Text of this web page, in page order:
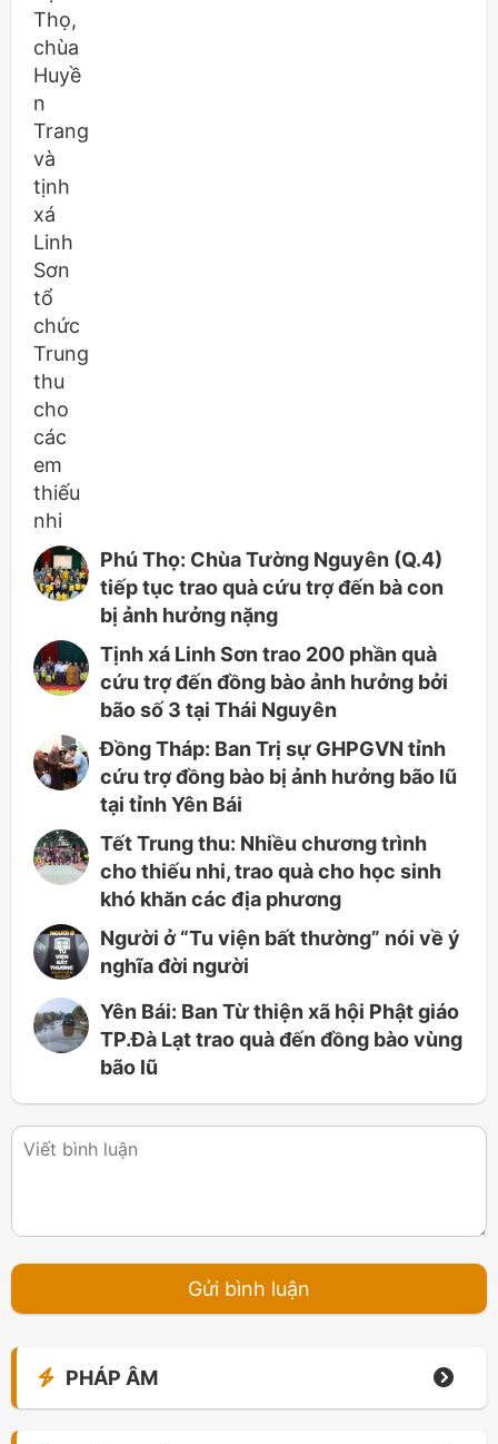
Phú Thọ: Chùa Tường Nguyên (Q.4)
tiếp tục trao quà cứu trợ đến bà con
bị ảnh hưởng nặng
Tịnh xá Linh Sơn trao 200 phần quà
cứu trợ đến đồng bào ảnh hưởng bởi
bão số 3 tại Thái Nguyên
Đồng Tháp: Ban Trị sự GHPGVN tỉnh
cứu trợ đồng bào bị ảnh hưởng bão lũ
tại tỉnh Yên Bái
Tết Trung thu: Nhiều chương trình
cho thiếu nhi, trao quà cho học sinh
khó khăn các địa phương
Người ở “Tu viện bất thường” nói về ý
nghĩa đời người
Yên Bái: Ban Từ thiện xã hội Phật giáo
TP.Đà Lạt trao quà đến đồng bào vùng
bão lũ
PHÁP ÂM